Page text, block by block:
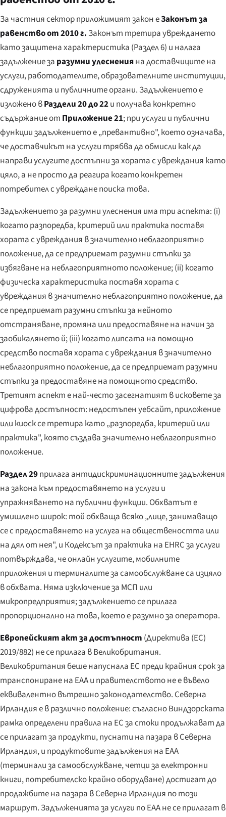
За частния сектор приложимият закон еЗаконът за
равенство от 2010 г. Законът третира увреждането
като защитена характеристика (Раздел 6) и налага
задължение за разумни улесненияна доставчиците на
услуги, работодателите, образователните институции,
сдруженията и публичните органи. Задължението е
изложено вРаздели 20 до 22и получава конкретно
съдържание от Приложение 21; при услуги и публични
функции задължението е „превантивно", което означава,
че доставчикът на услуги трябва да обмисли как да
направи услугите достъпни за хората с увреждания като
цяло, а не просто да реагира когато конкретен
потребител с увреждане поиска това.
Задължението за разумни улеснения има три аспекта: (i)
когато разпоредба, критерий или практика поставя
хората с увреждания в значително неблагоприятно
положение, да се предприемат разумни стъпки за
избягване на неблагоприятното положение; (ii) когато
физическа характеристика поставя хората с
увреждания в значително неблагоприятно положение, да
се предприемат разумни стъпки за нейното
отстраняване, промяна или предоставяне на начин за
заобикалянето й; (iii) когато липсата на помощно
средство поставя хората с увреждания в значително
неблагоприятно положение, да се предприемат разумни
стъпки за предоставяне на помощното средство.
Третият аспект е най-често засегнатият в исковете за
цифрова достъпност: недостъпен уебсайт, приложение
или киоск се третира като „разпоредба, критерий или
практика", която създава значително неблагоприятно
положение.
Раздел 29прилага антидискриминационните задължения
на закона към предоставянето на услуги и
упражняването на публични функции. Обхватът е
умишлено широк: той обхваща всяко „лице, занимаващо
се с предоставянето на услуга на обществеността или
на дял от нея", и Кодексът за практика на EHRC за услуги
потвърждава, че онлайн услугите, мобилните
приложения и терминалите за самообслужване са изцяло
в обхвата. Няма изключение за МСП или
микропредприятия; задължението се прилага
пропорционално на това, което е разумно за оператора.
Европейският акт за достъпност (Директива (ЕС)
2019/882) не се прилага в Великобритания.
Великобритания беше напуснала ЕС преди крайния срок за
транспониране на EAA и правителството не е въвело
еквивалентно вътрешно законодателство. Северна
Ирландия е в различно положение: съгласно Виндзорската
рамка определени правила на ЕС за стоки продължават да
се прилагат за продукти, пуснати на пазара в Северна
Ирландия, и продуктовите задължения на EAA
(терминали за самообслужване, четци за електронни
книги, потребителско крайно оборудване) достигат до
продажбите на пазара в Северна Ирландия по този
маршрут. Задълженията за услуги по EAA не се прилагат в